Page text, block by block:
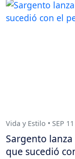
Vida y Estilo • SEP
Sargento
que sucedió